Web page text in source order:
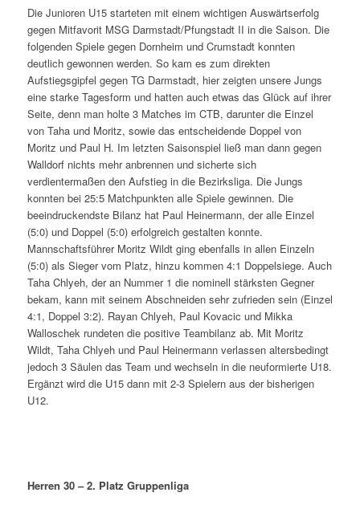
Die Junioren U15 starteten mit einem wichtigen Auswärtserfolg
gegen Mitfavorit MSG Darmstadt/Pfungstadt II in die Saison. Die
folgenden Spiele gegen Dornheim und Crumstadt konnten
deutlich gewonnen werden. So kam es zum direkten
Aufstiegsgipfel gegen TG Darmstadt, hier zeigten unsere Jungs
eine starke Tagesform und hatten auch etwas das Glück auf ihrer
Seite, denn man holte 3 Matches im CTB, darunter die Einzel
von Taha und Moritz, sowie das entscheidende Doppel von
Moritz und Paul H. Im letzten Saisonspiel ließ man dann gegen
Walldorf nichts mehr anbrennen und sicherte sich
verdientermaßen den Aufstieg in die Bezirksliga. Die Jungs
konnten bei 25:5 Matchpunkten alle Spiele gewinnen. Die
beeindruckendste Bilanz hat Paul Heinermann, der alle Einzel
(5:0) und Doppel (5:0) erfolgreich gestalten konnte.
Mannschaftsführer Moritz Wildt ging ebenfalls in allen Einzeln
(5:0) als Sieger vom Platz, hinzu kommen 4:1 Doppelsiege. Auch
Taha Chlyeh, der an Nummer 1 die nominell stärksten Gegner
bekam, kann mit seinem Abschneiden sehr zufrieden sein (Einzel
4:1, Doppel 3:2). Rayan Chlyeh, Paul Kovacic und Mikka
Walloschek rundeten die positive Teambilanz ab. Mit Moritz
Wildt, Taha Chlyeh und Paul Heinermann verlassen altersbedingt
jedoch 3 Säulen das Team und wechseln in die neuformierte U18.
Ergänzt wird die U15 dann mit 2-3 Spielern aus der bisherigen
U12.
Herren 30 – 2. Platz Gruppenliga